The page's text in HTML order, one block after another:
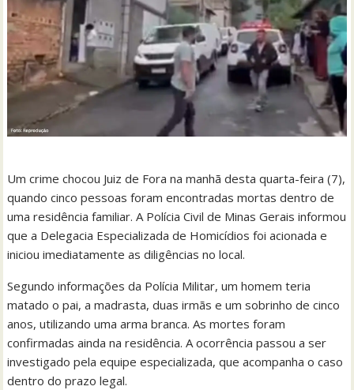
Um crime chocou Juiz de Fora na manhã desta quarta-feira (7),
quando cinco pessoas foram encontradas mortas dentro de
uma residência familiar. A Polícia Civil de Minas Gerais informou
que a Delegacia Especializada de Homicídios foi acionada e
iniciou imediatamente as diligências no local.
Segundo informações da Polícia Militar, um homem teria
matado o pai, a madrasta, duas irmãs e um sobrinho de cinco
anos, utilizando uma arma branca. As mortes foram
confirmadas ainda na residência. A ocorrência passou a ser
investigado pela equipe especializada, que acompanha o caso
dentro do prazo legal.